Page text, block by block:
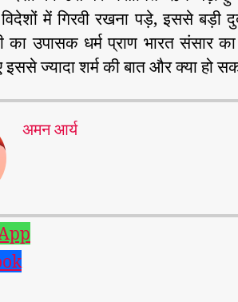
में गिरवी रखना पड़े, इससे बड़ी
का उपासक धर्म प्राण भारत संसार
ज्यादा शर्म की बात और क्या हो
अमन आर्य